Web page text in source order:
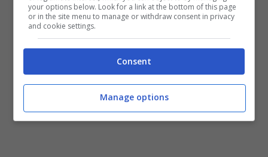
your options below. Look for a link at the bottom of this page
or in the site menu to manage or withdraw consent in privacy
and cookie settings.
Consent
Manage options